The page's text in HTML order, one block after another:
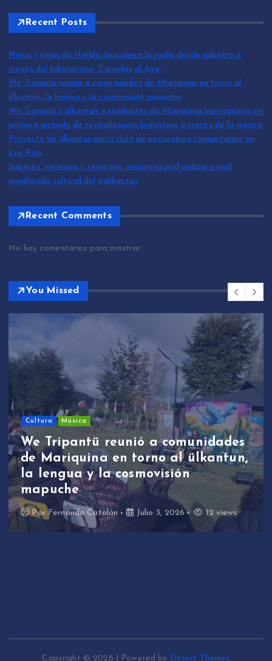
Recent Posts
Niños y niñas de Niebla descubren la radio desde adentro a
través del laboratorio “Escuelas al Aire”
We Tripantü reunió a comunidades de Mariquina en torno al
ülkantun, la lengua y la cosmovisión mapuche
We Tripantü y ülkantun: estudiantes de Mariquina participaron en
primera jornada de revitalización lingüística a través de la música
Proyecto de ülkantun inicia ciclo de encuentros comunitarios en
Los Ríos
Saberes, memoria y territorio: iniciativa profundizará enel
significado cultural del palikantun
Recent Comments
No hay comentarios para mostrar.
You Missed
Cultura Música
We Tripantü reunió a comunidades
de Mariquina en torno al ülkantun,
la lengua y la cosmovisión
mapuche
PorFernando Catalán Julio 3, 2026 12 views
Copyright © 2026 | Powered by Desert Themes